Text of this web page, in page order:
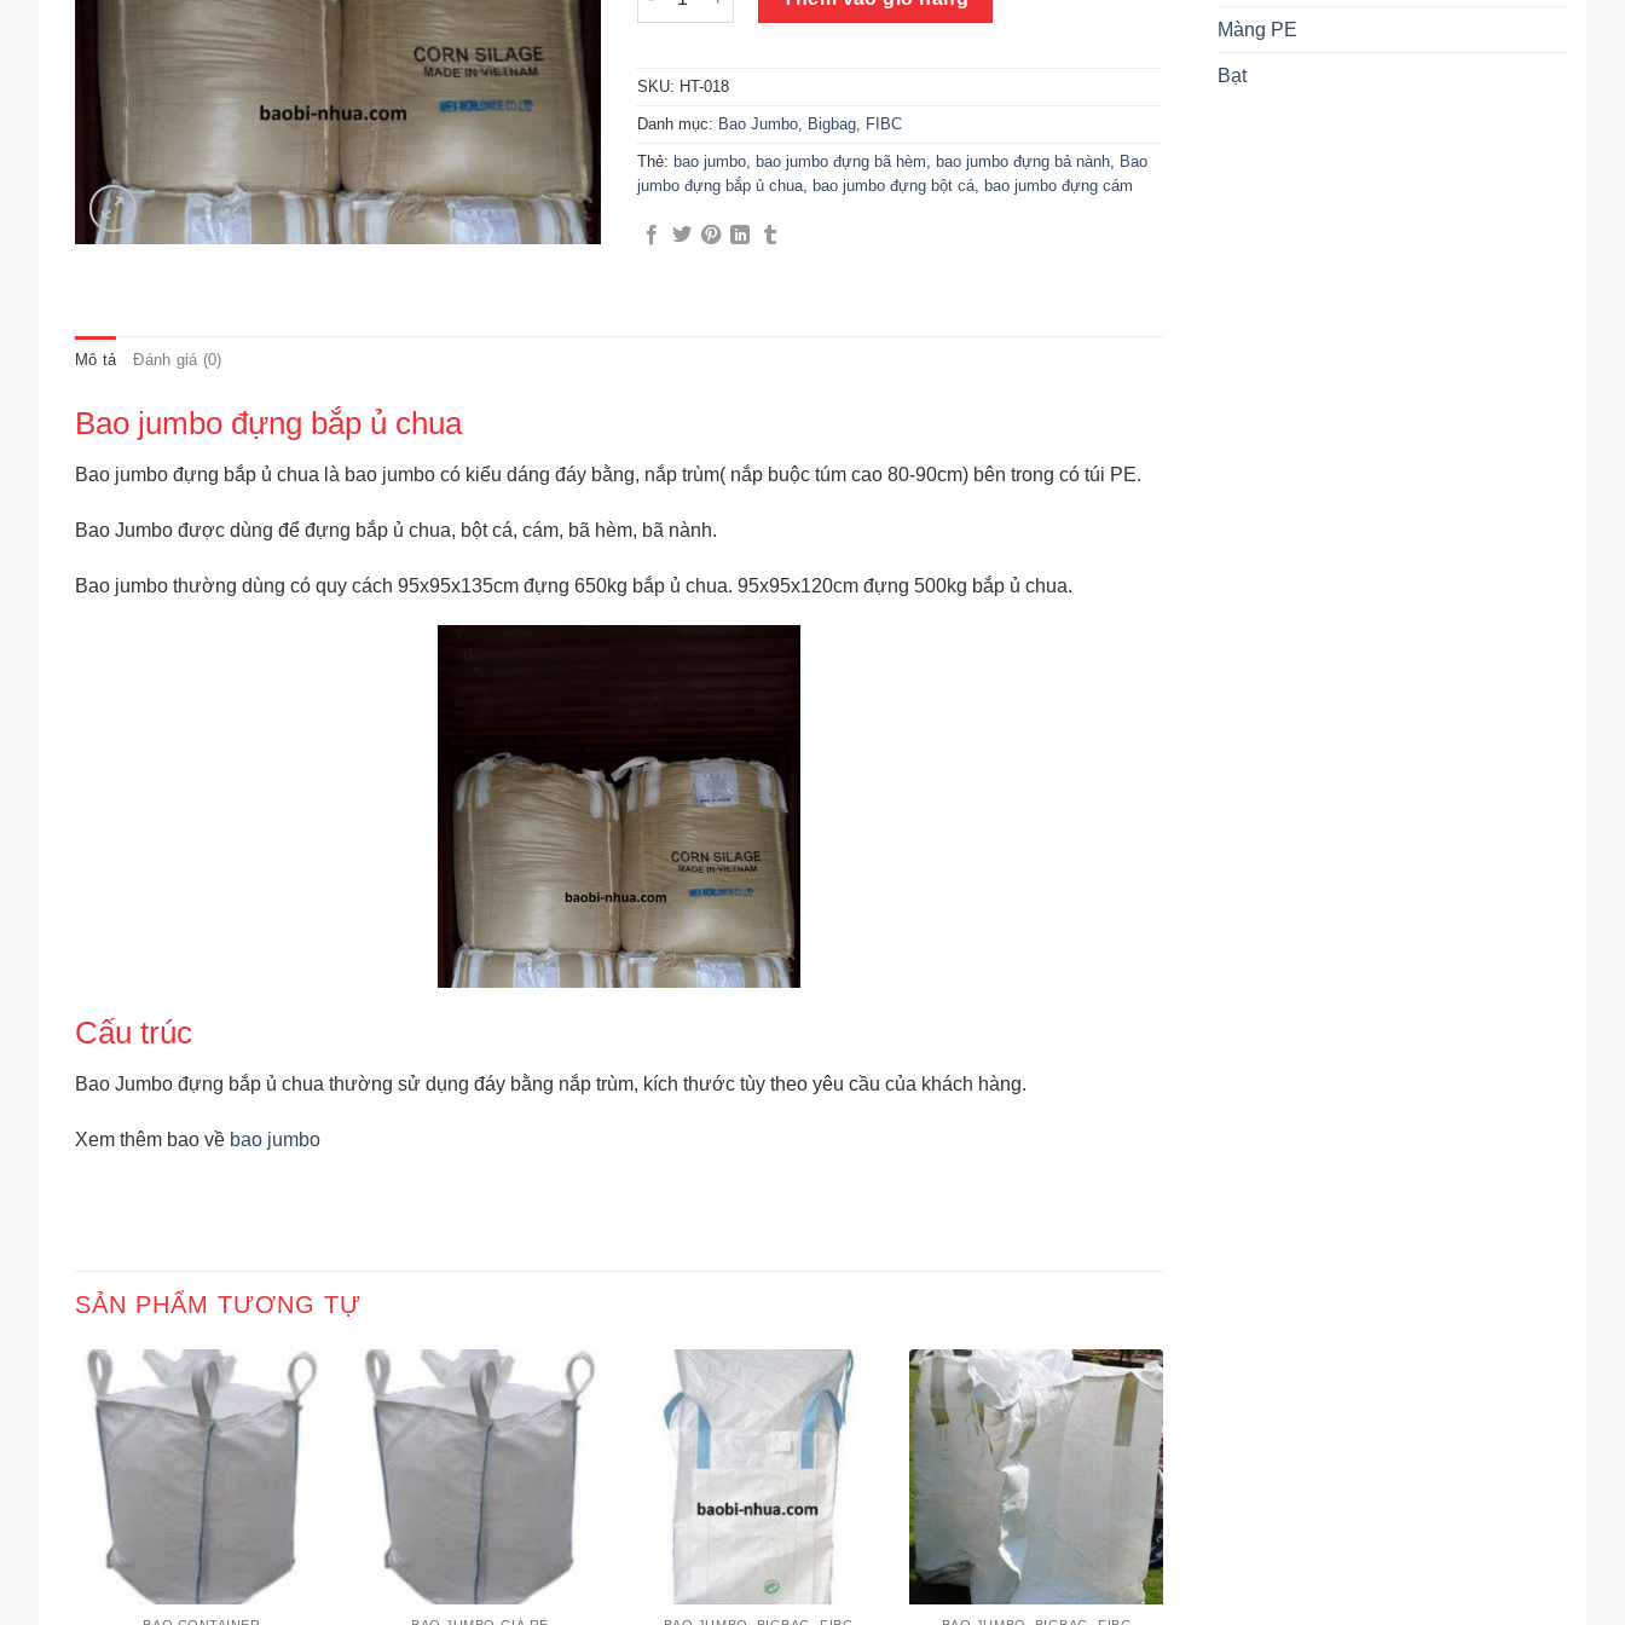
Màng PE
Bạt
SKU: HT-018
Danh mục: Bao Jumbo, Bigbag, FIBC
Thẻ: bao jumbo bao jumbo đựng bã hèm bao jumbo đựng bả nành Bao
jumbo đựng bắp ủ chua bao jumbo đựng bột cá bao jumbo đựng cám
Mô tả Đánh giá (0)
Bao jumbo đựng bắp ủ chua
Bao jumbo đựng bắp ủ chua là bao jumbo có kiểu dáng đáy bằng, nắp trùm( nắp buộc túm cao 80-90cm) bên trong có túi PE.
Bao Jumbo được dùng để đựng bắp ủ chua, bột cá, cám, bã hèm, bã nành.
Bao jumbo thường dùng có quy cách 95x95x135cm đựng 650kg bắp ủ chua. 95x95x120cm đựng 500kg bắp ủ chua.
Cấu trúc
Bao Jumbo đựng bắp ủ chua thường sử dụng đáy bằng nắp trùm, kích thước tùy theo yêu cầu của khách hàng.
Xem thêm bao về bao jumbo
SẢN PHẨM TƯƠNG TỰ